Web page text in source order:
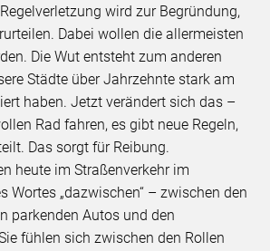
wird zur Begründung,
Dabei wollen die allermeisten
Die Wut entsteht zum anderen
Städte über Jahrzehnte stark am
haben. Jetzt verändert sich das –
Rad fahren, es gibt neue Regeln,
Das sorgt für Reibung.
heute im Straßenverkehr im
Wortes „dazwischen“ – zwischen den
parkenden Autos und den
fühlen sich zwischen den Rollen